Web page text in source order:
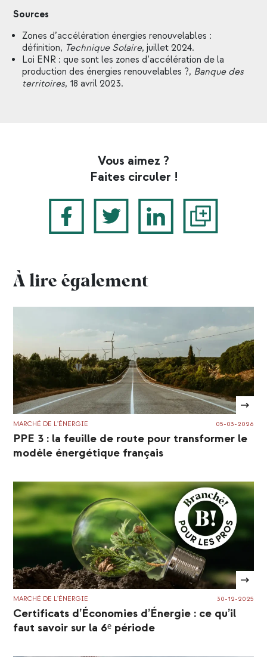
Sources
Zones d’accélération énergies renouvelables :
définition, Technique Solaire, juillet 2024.
Loi ENR : que sont les zones d’accélération de la
production des énergies renouvelables ?, Banque des
territoires, 18 avril 2023.
Vous aimez ?
Faites circuler !
À lire également
MARCHÉ DE L'ÉNERGIE 05-03-2026
PPE 3 : la feuille de route pour transformer le
modèle énergétique français
MARCHÉ DE L'ÉNERGIE 30-12-2025
Certificats d’Économies d’Énergie : ce qu’il
faut savoir sur la 6ᵉ période